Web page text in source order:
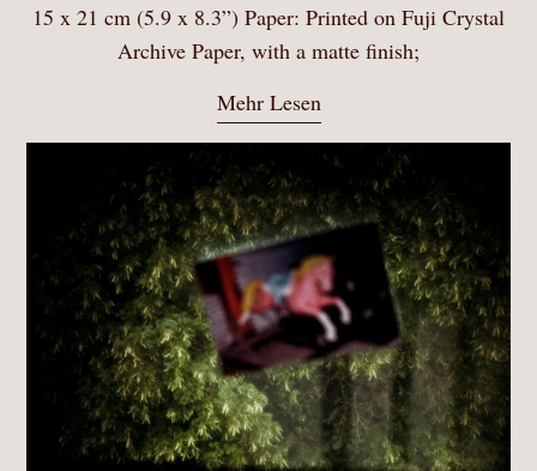
15 x 21 cm (5.9 x 8.3”) Paper: Printed on Fuji Crystal
Archive Paper, with a matte finish;
Mehr Lesen